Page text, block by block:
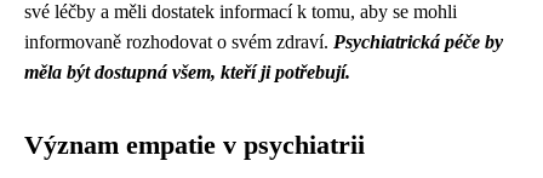
své léčby a měli dostatek informací k tomu, aby se mohli
informovaně rozhodovat o svém zdraví. Psychiatrická péče by
měla být dostupná všem, kteří ji potřebují.
Význam empatie v psychiatrii